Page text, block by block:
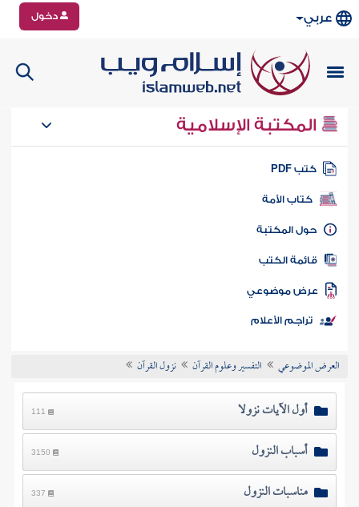
عربي دخول
المكتبة الإسلامية
كتب PDF
كتاب الأمة
المكتبة
الكتب
موضوعي
تراجم الأعلام
العرض الموضوعي التفسير وعلوم القرآن نزول القرآن
أول الآيات نزولا 111
أسباب النزول 3150
مناسبات النزول 337